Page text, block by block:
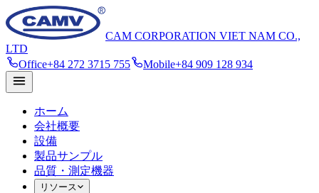
CAM CORPORATION VIET NAM CO.,
LTD
Office+84 272 3715 755 Mobile+84 909 128 934
ホーム
会社概要
設備
製品サンプル
品質・測定機器
リソース